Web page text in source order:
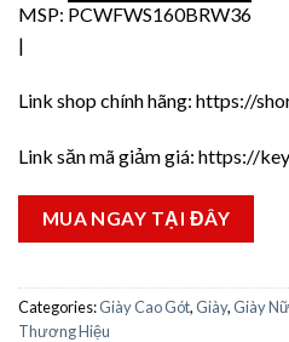
MSP: PCWFWS160BRW36
|
Link shop chính hãng: https://
Link săn mã giảm giá: https://
MUA NGAY TẠI ĐÂY
Categories:Giày Cao Gót,Giày,Giày Nữ
Thương Hiệu